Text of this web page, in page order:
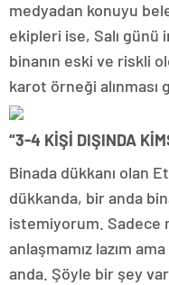
medyadan konuyu
ekipleri ise, Salı günü
binanın eski ve riskli
karot örneği alınması
“3-4 KİŞİ DIŞINDA
Binada dükkanı olan
dükkanda, bir anda
istemiyorum.
anlaşmamız lazım
anda. Şöyle bir şey